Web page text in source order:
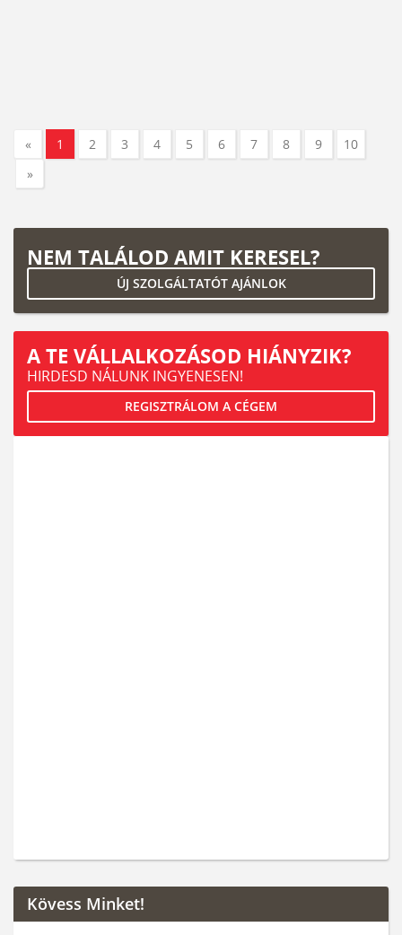
« 1 2 3 4 5 6 7 8 9
10
»
NEM TALÁLOD AMIT KERESEL?
ÚJ SZOLGÁLTATÓT AJÁNLOK
A TE VÁLLALKOZÁSOD HIÁNYZIK?
HIRDESD NÁLUNK INGYENESEN!
REGISZTRÁLOM A CÉGEM
Kövess Minket!